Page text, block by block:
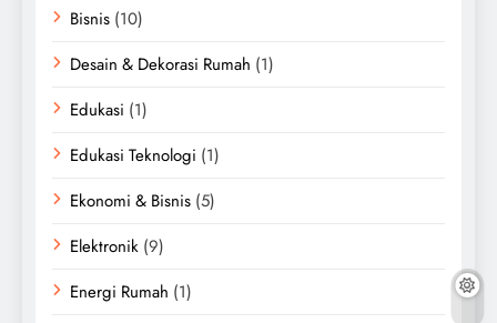
Bisnis (10)
Desain & Dekorasi Rumah (1)
Edukasi (1)
Edukasi Teknologi (1)
Ekonomi & Bisnis (5)
Elektronik (9)
Energi Rumah (1)